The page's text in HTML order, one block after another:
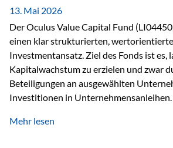
Gerade in…
13. Mai 2026
Der Oculus Value Capital Fund
einen klar strukturierten,
Investmentansatz. Ziel des Fonds ist es,
Kapitalwachstum zu erzielen und zwar
Beteiligungen an ausgewählten
Investitionen in
Marktbewegungen stehen im Fokus,
Mehr lesen